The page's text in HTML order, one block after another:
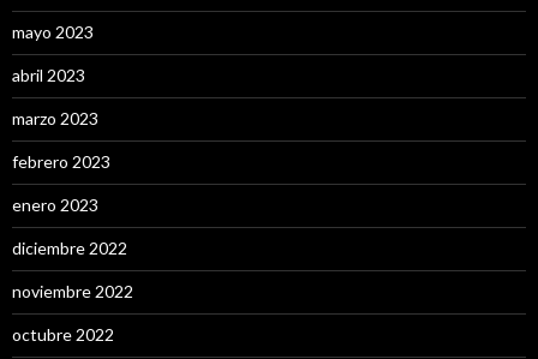
mayo 2023
abril 2023
marzo 2023
febrero 2023
enero 2023
diciembre 2022
noviembre 2022
octubre 2022